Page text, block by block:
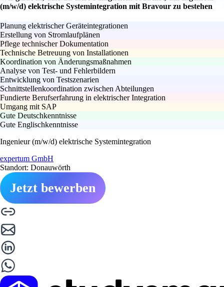
(m/w/d) elektrische Systemintegration mit Bravour zu bestehen
Planung elektrischer Geräteintegrationen
Erstellung von Stromlaufplänen
Pflege technischer Dokumentation
Technische Betreuung von Installationen
Koordination von Änderungsmaßnahmen
Analyse von Test- und Fehlerbildern
Entwicklung von Testszenarien
Schnittstellenkoordination zwischen Abteilungen
Fundierte Berufserfahrung in elektrischer Integration
Umgang mit SAP
Gute Deutschkenntnisse
Gute Englischkenntnisse
Ingenieur (m/w/d) elektrische Systemintegration
expertum GmbH
Standort: Donauwörth
Jetzt bewerben